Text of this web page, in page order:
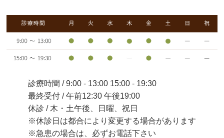
診療時間 / 9:00 - 13:00 15:00 - 19:30
最終受付 / 午前12:30 午後19:00
休診 / 木・土午後、日曜、祝日
※休診日は都合により変更する場合があります
※急患の場合は、必ずお電話下さい